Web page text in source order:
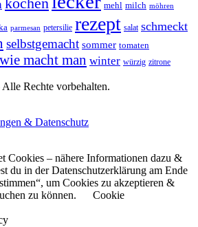
mehl milch möhren
parmesan petersilie rezept salat schmeckt
selbstgemacht sommer tomaten
wie macht man winter würzig zitrone
Rechte vorbehalten.
& Datenschutz
Cookies – nähere Informationen dazu &
du in der Datenschutzerklärung am Ende
um Cookies zu akzeptieren &
zu können.
Cookie